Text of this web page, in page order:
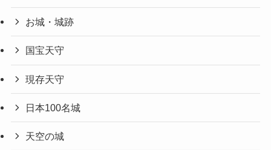
お城・城跡
国宝天守
現存天守
日本100名城
天空の城